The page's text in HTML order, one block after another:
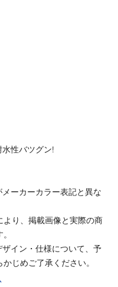
性バツグン!
ーカーカラー表記と異な
り、掲載画像と実際の商
イン・仕様について、予
じめご了承ください。